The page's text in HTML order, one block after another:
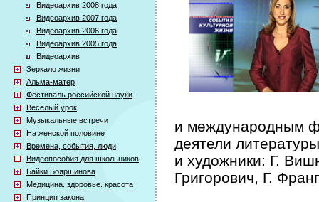
Видеоархив 2008 года
Видеоархив 2007 года
Видеоархив 2006 года
Видеоархив 2005 года
Видеоархив
Зеркало жизни
Альма-матер
Фестиваль российской науки
Веселый урок
Музыкальные встречи
На женской половине
Времена, события, люди
Видеопособия для школьников
Байки Бояршинова
Медицина. здоровье. красота
Принцип закона
и международным
деятели
и художники: Г.
Григорович, Г.